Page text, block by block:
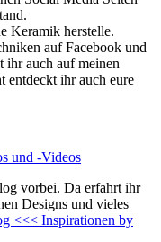
Keramik herstelle.
auf Facebook und
ihr auch auf meinen
entdeckt ihr auch eure
und -Videos
vorbei. Da erfahrt ihr
Designs und vieles
<<< Inspirationen by